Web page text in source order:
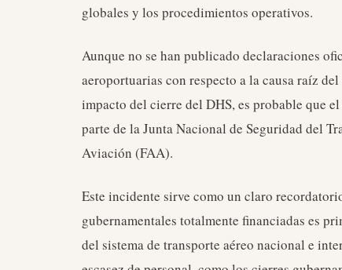
globales y los procedimientos operativos.
Aunque no se han publicado declaraciones
aeroportuarias con respecto a la causa raíz
impacto del cierre del DHS, es probable que
parte de la Junta Nacional de Seguridad del
Aviación (FAA).
Este incidente sirve como un claro
gubernamentales totalmente financiadas es
del sistema de transporte aéreo nacional e